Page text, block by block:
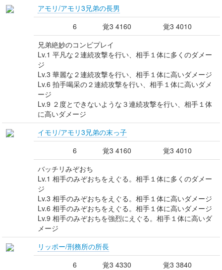
アモリ/アモリ3兄弟の長男
6
覚3 4160
覚3 4010
兄弟絶妙のコンビプレイ
Lv.1 平凡な２連続攻撃を行い、相手１体に多くのダメー
ジ
Lv.3 華麗な２連続攻撃を行い、相手１体に高いダメージ
Lv.6 拍手喝采の２連続攻撃を行い、相手１体に高いダメ
ージ
Lv.9 ２度とできないような３連続攻撃を行い、相手１体
に高いダメージ
イモリ/アモリ3兄弟の末っ子
6
覚3 4160
覚3 4010
バッチリみぞおち
Lv.1 相手のみぞおちをえぐる。相手１体に多くのダメー
ジ
Lv.3 相手のみぞおちをえぐる。相手１体に高いダメージ
Lv.6 相手のみぞおちをえぐる。相手１体に高いダメージ
Lv.9 相手のみぞおちを強烈にえぐる。相手１体に高いダ
メージ
リッポー/刑務所の所長
6
覚3 4330
覚3 3840